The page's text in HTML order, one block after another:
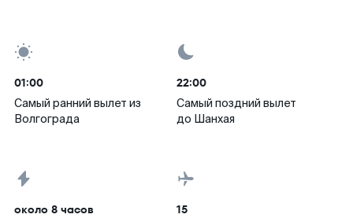
01:00
Самый ранний вылет из
Волгограда
22:00
Самый поздний вылет
до Шанхая
около 8 часов 15